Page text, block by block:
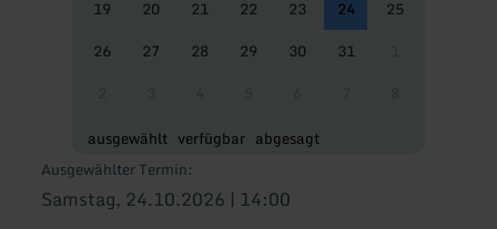
19
20 21 22 23 24
25
26
27 28 29 30 31
ausgewählt verfügbar abgesagt
Ausgewählter Termin:
Samstag, 24.10.2026 | 14:00